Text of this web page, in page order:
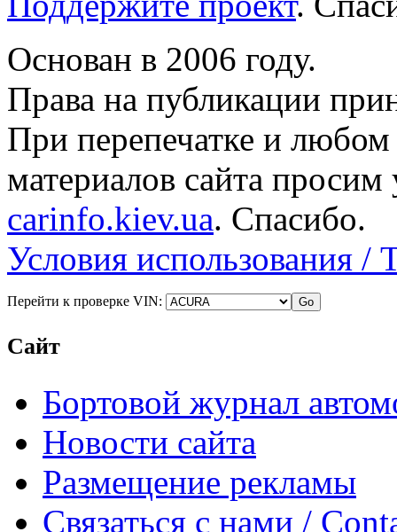
Основан в 2006 году.
Права на публикации
При перепечатке и
материалов сайта просим
carinfo.kiev.ua. Спасибо.
Условия использования /
Перейти к проверке VIN:
Сайт
Бортовой журнал
Новости сайта
Размещение рекламы
Связаться с нами /